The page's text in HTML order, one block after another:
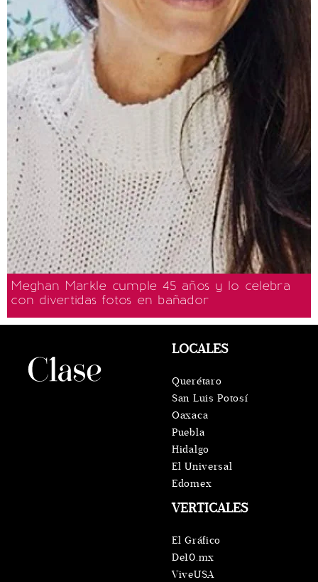
Meghan Markle cumple 45 años y lo celebra
con divertidas fotos en bañador
VERTICALES
El Gráfico
De10.mx
ViveUSA
LOCALES
Querétaro
San Luis Potosí
Oaxaca
Puebla
Hidalgo
El Universal
Edomex